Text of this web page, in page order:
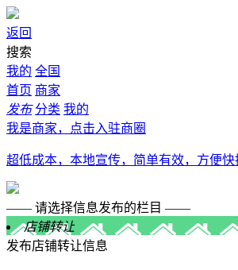
返回
搜索
我的 全国
首页 商家
发布 分类 我的
我是商家，点击入驻商圈
超低成本，本地宣传，简单有效，方便快
—— 请选择信息发布的栏目 ——
店铺转让
发布店铺转让信息